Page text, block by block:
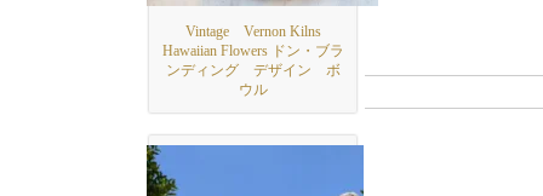
Vintage Vernon Kilns
Hawaiian Flowers ドン・ブラ
ンディング デザイン ボ
ウル